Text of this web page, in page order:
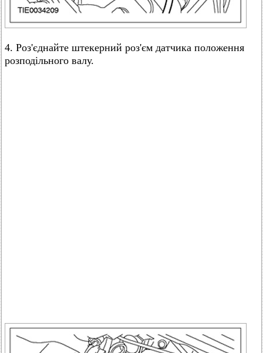
4. Роз'єднайте штекерний роз'єм датчика положення
розподільного валу.